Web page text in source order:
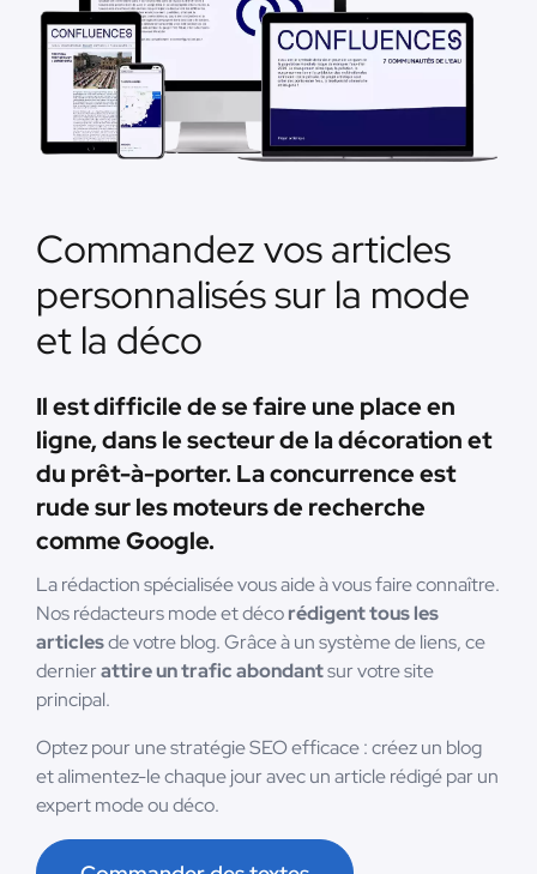
Commandez vos articles
personnalisés sur la mode
et la déco
Il est difficile de se faire une place en
ligne, dans le secteur de la décoration et
du prêt-à-porter. La concurrence est
rude sur les moteurs de recherche
comme Google.
La rédaction spécialisée vous aide à vous faire connaître.
Nos rédacteurs mode et décorédigent tous les
articlesde votre blog. Grâce à un système de liens, ce
dernierattire un trafic abondantsur votre site
principal.
Optez pour une stratégie SEO efficace : créez un blog
et alimentez-le chaque jour avec un article rédigé par un
expert mode ou déco.